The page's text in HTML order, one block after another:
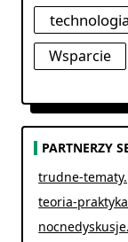
technologia
Wsparcie
PARTNERZY
trudne-
teoria-